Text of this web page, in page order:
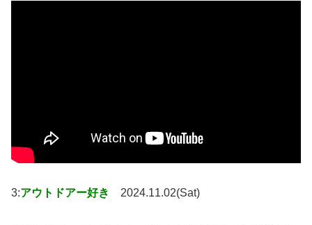
3:アウトドアー好き 2024.11.02(Sat)